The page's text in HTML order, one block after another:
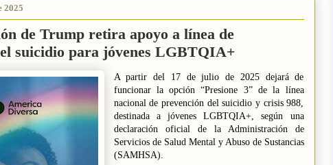
2025
de Trump retira apoyo a línea de
suicidio para jóvenes LGBTQIA+
A partir del 17 de julio de 2025 dejará de
funcionar la opción “Presione 3” de la línea
nacional de prevención del suicidio y crisis 988,
destinada a jóvenes LGBTQIA+, según una
declaración oficial de la Administración de
Servicios de Salud Mental y Abuso de Sustancias
(SAMHSA).